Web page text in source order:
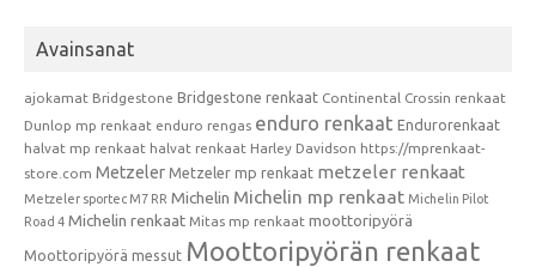
Avainsanat
ajokamat Bridgestone Bridgestone renkaat Continental Crossin renkaat
Dunlop mp renkaat enduro rengas enduro renkaat Endurorenkaat
halvat mp renkaat halvat renkaat Harley Davidson https://mprenkaat-
store.com Metzeler Metzeler mp renkaat metzeler renkaat
Metzeler sportec M7 RR Michelin Michelin mp renkaat Michelin Pilot
Road 4 Michelin renkaat Mitas mp renkaat moottoripyörä
Moottoripyörä messut Moottoripyörän renkaat